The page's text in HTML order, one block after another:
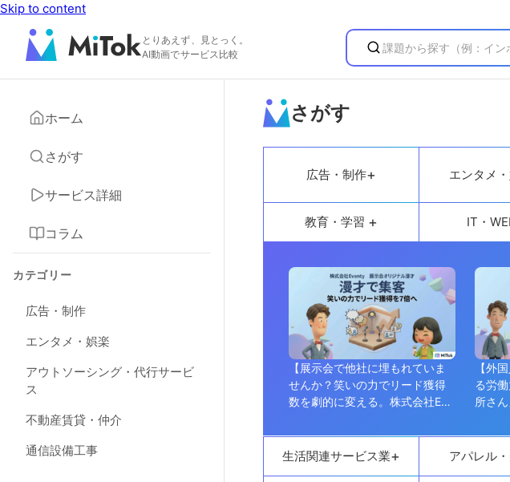
Skip to content
とりあえず、見とっく。
AI動画でサービス比較
ホーム
さがす
サービス詳細
コラム
カテゴリー
広告・制作
エンタメ・娯楽
アウトソーシング・代行サービ
ス
不動産賃貸・仲介
通信設備工事
さがす
広告・制作+ エンタメ
教育・学習 + IT・
生活関連サービス業+ アパレル
【展示会で他社に埋もれていま
せんか？笑いの力でリード獲得
数を劇的に変える。株式会社Eve
【外
る労
所さ